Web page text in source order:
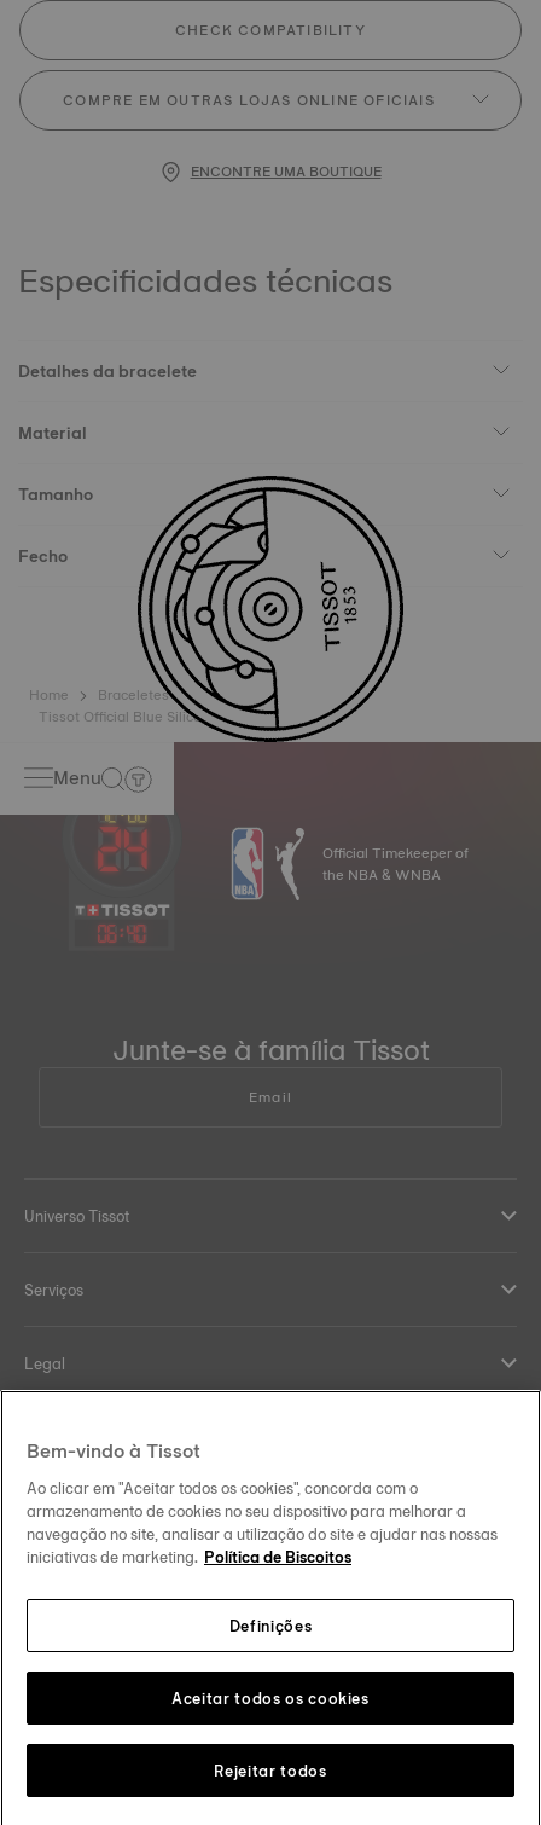
CHECK COMPATIBILITY
COMPRE EM OUTRAS LOJAS ONLINE OFICIAIS
ENCONTRE UMA BOUTIQUE
Especificidades técnicas
Detalhes da bracelete
Material
Tamanho
Fecho
Home
Braceletes
Tissot Official Blue Silicone Strap Lugs 22 mm
Menu
06:40
Official Timekeeper of
the NBA & WNBA
Junte-se à família Tissot
Email
Universo Tissot
Serviços
Legal
Help and contacts
Our commitments
Follow us on social media
Change country Tissot Copyrights 2026
Bem-vindo à Tissot
Ao clicar em "Aceitar todos os cookies", concorda com o
armazenamento de cookies no seu dispositivo para melhorar a
navegação no site, analisar a utilização do site e ajudar nas nossas
iniciativas de marketing. Política de Biscoitos
Definições
Rejeitar todos
Aceitar todos os cookies